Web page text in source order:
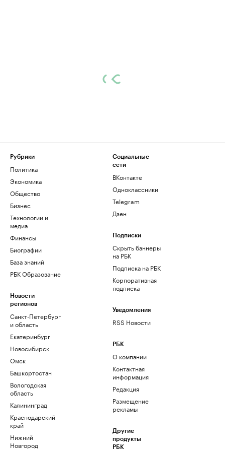
Рубрики
Политика
Экономика
Общество
Бизнес
Технологии и
медиа
Финансы
Биографии
База знаний
РБК Образование
Новости
регионов
Санкт-Петербург
и область
Екатеринбург
Новосибирск
Омск
Башкортостан
Вологодская
область
Калининград
Краснодарский
край
Нижний
Новгород
Социальные
сети
ВКонтакте
Одноклассники
Telegram
Дзен
Подписки
Скрыть баннеры
на РБК
Подписка на РБК
Корпоративная
подписка
Уведомления
RSS Новости
РБК
О компании
Контактная
информация
Редакция
Размещение
рекламы
Другие
продукты
РБК